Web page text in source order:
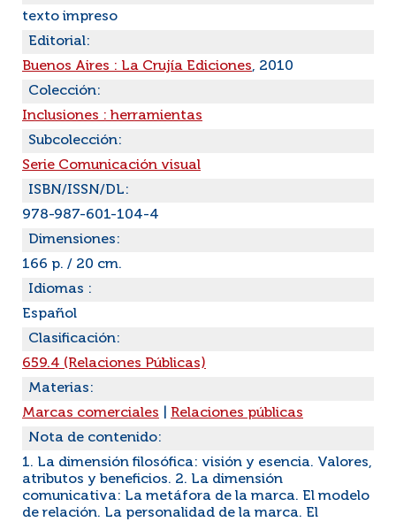
texto impreso
Editorial:
Buenos Aires : La Crujía Ediciones, 2010
Colección:
Inclusiones : herramientas
Subcolección:
Serie Comunicación visual
ISBN/ISSN/DL:
978-987-601-104-4
Dimensiones:
166 p. / 20 cm.
Idiomas :
Español
Clasificación:
659.4 (Relaciones Públicas)
Materias:
Marcas comerciales
Relaciones públicas
Nota de contenido:
1. La dimensión filosófica: visión y esencia. Valores,
atributos y beneficios. 2. La dimensión
comunicativa: La metáfora de la marca. El modelo
de relación. La personalidad de la marca. El